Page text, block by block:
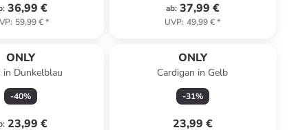
: 36,99 €
: 59,99 €*
ab: 37,99 €
UVP: 49,99 €*
ONLY
in Dunkelblau
-40%
: 23,99 €
ONLY
Cardigan in Gelb
-31%
23,99 €